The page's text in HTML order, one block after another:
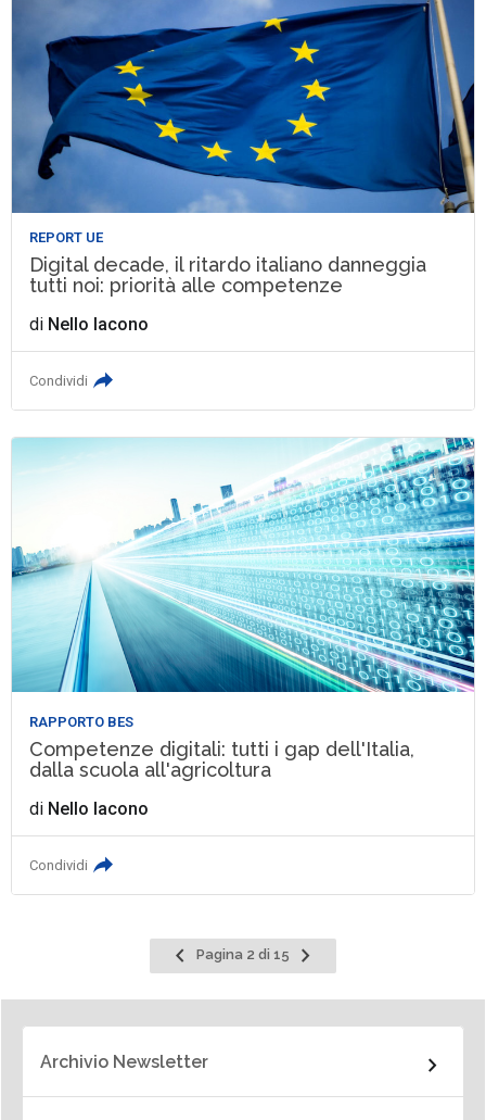
REPORT UE
Digital decade, il ritardo italiano danneggia
tutti noi: priorità alle competenze
di Nello Iacono
Condividi
RAPPORTO BES
Competenze digitali: tutti i gap dell'Italia,
dalla scuola all'agricoltura
di Nello Iacono
Condividi
Pagina
precedente
Pagina 2 di 15
Pagina
successiva
Archivio Newsletter